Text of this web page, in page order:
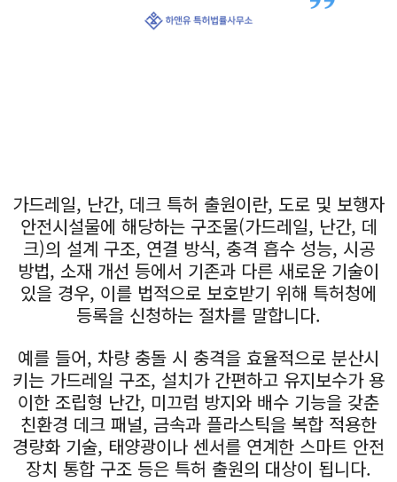
가드레일, 난간, 데크 특허 출원이란, 도로 및 보행자
안전시설물에 해당하는 구조물(가드레일, 난간, 데
크)의 설계 구조, 연결 방식, 충격 흡수 성능, 시공
방법, 소재 개선 등에서 기존과 다른 새로운 기술이
있을 경우, 이를 법적으로 보호받기 위해 특허청에
등록을 신청하는 절차를 말합니다.
예를 들어, 차량 충돌 시 충격을 효율적으로 분산시
키는 가드레일 구조, 설치가 간편하고 유지보수가 용
이한 조립형 난간, 미끄럼 방지와 배수 기능을 갖춘
친환경 데크 패널, 금속과 플라스틱을 복합 적용한
경량화 기술, 태양광이나 센서를 연계한 스마트 안전
장치 통합 구조 등은 특허 출원의 대상이 됩니다.